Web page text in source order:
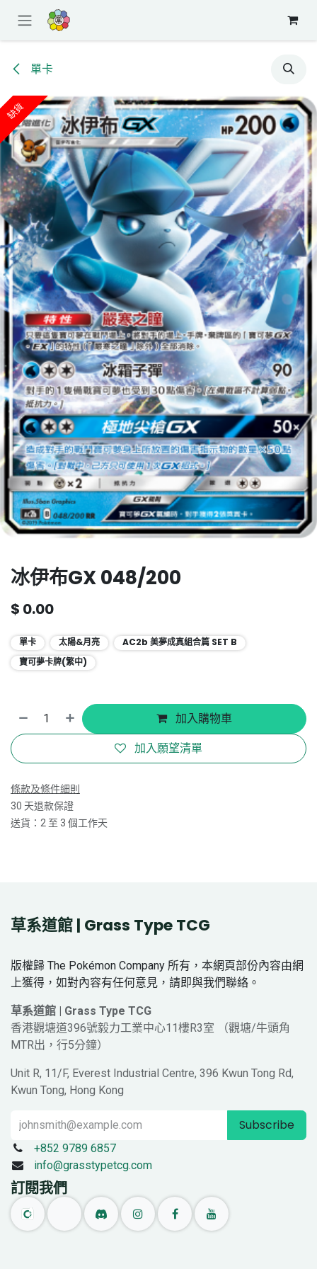
單卡
缺貨
冰伊布GX 048/200
$ 0.00
單卡 太陽&月亮
AC2b 美夢成真組合篇 SET B
寶可夢卡牌(繁中)
加入購物車
加入願望清單
條款及條件細則
30 天退款保證
送貨：2 至 3 個工作天
草系道館 | Grass Type TCG
版權歸 The Pokémon Company 所有，本網頁部份內容由網
上獲得，如對內容有任何意見，請即與我們聯絡。
草系道館 | Grass Type TCG
香港觀塘道396號毅力工業中心11樓R3室 （觀塘/牛頭角
MTR出，行5分鐘）
Unit R, 11/F, Everest Industrial Centre, 396 Kwun Tong Rd,
Kwun Tong, Hong Kong
Subscribe
+852 9789 6857
info@grasstypetcg.com
訂閱我們